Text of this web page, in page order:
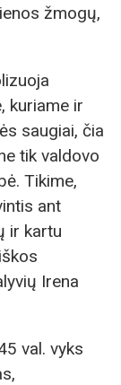
žmogų,
kuriame ir
saugiai, čia
tik valdovo
Tikime,
ant
ir kartu
Irena
val. vyks